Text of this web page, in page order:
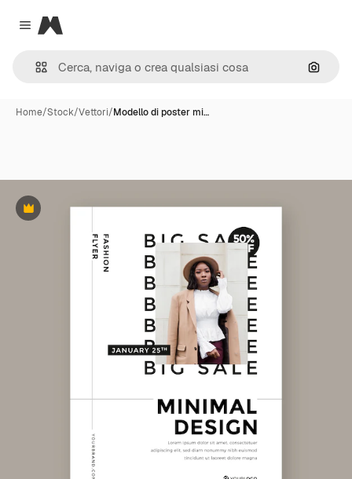
Close menu
Magnific
Cerca
Home/Stock/Vettori/Modello di poster mi…
Premium